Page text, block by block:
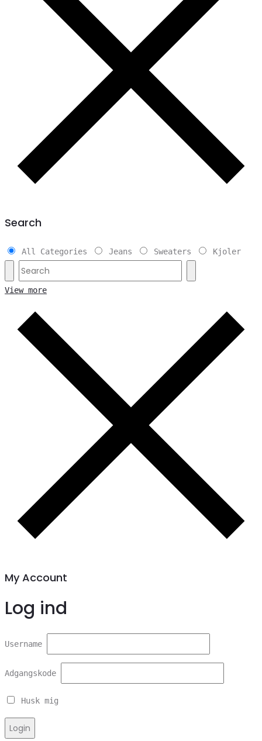
Search
All Categories Jeans Sweaters Kjoler
View more
My Account
Log ind
Username
Adgangskode
Husk mig
Login